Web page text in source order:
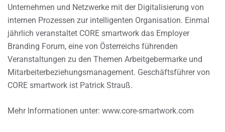
Unternehmen und Netzwerke mit der Digitalisierung von
internen Prozessen zur intelligenten Organisation. Einmal
jährlich veranstaltet CORE smartwork das Employer
Branding Forum, eine von Österreichs führenden
Veranstaltungen zu den Themen Arbeitgebermarke und
Mitarbeiterbeziehungsmanagement. Geschäftsführer von
CORE smartwork ist Patrick Strauß.
Mehr Informationen unter: www.core-smartwork.com